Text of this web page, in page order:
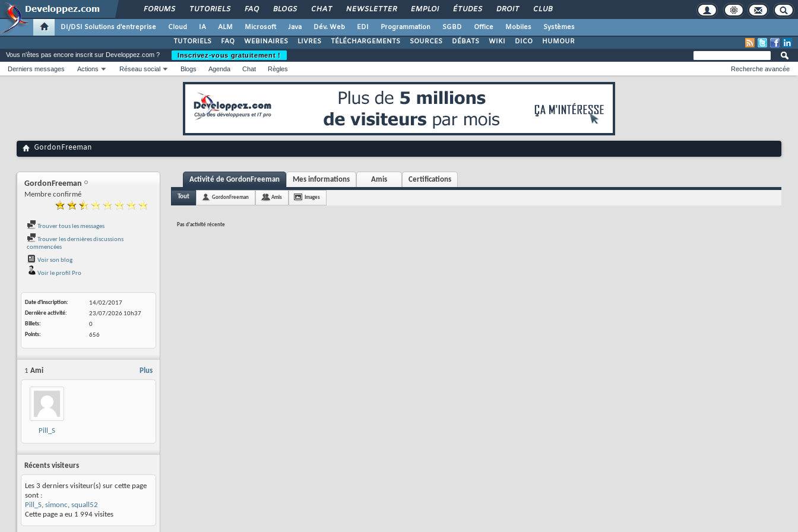
FORUMS TUTORIELS FAQ BLOGS CHAT NEWSLETTER EMPLOI ÉTUDES DROIT CLUB
DI/DSI Solutions d'entreprise Cloud IA ALM Microsoft Java Dév. Web EDI Programmation SGBD Office Mobiles
Systèmes
TUTORIELS
FAQ WEBINAIRES LIVRES TÉLÉCHARGEMENTS SOURCES DÉBATS WIKI DICO HUMOUR
Vous n'êtes pas encore inscrit sur Developpez.com ?
Inscrivez-vous gratuitement !
Derniers messages
Actions Réseau social Blogs Agenda Chat Règles Recherche avancée
GordonFreeman
GordonFreeman
Membre confirmé
Trouver tous les messages
Trouver les dernières discussions
commencées
Voir son blog
Voir le profil Pro
Date d'inscription
14/02/2017
Dernière activité
23/07/2026 10h37
Billets
0
Points
656
Plus
1 Ami
Pill_S
Récents visiteurs
Les 3 derniers visiteur(s) sur cette page
sont :
Pill_S, simonc, squall52
Cette page a eu 1 994 visites
Activité de GordonFreeman Mes informations Amis Certifications
Tout GordonFreeman Amis Images
Pas d'activité récente